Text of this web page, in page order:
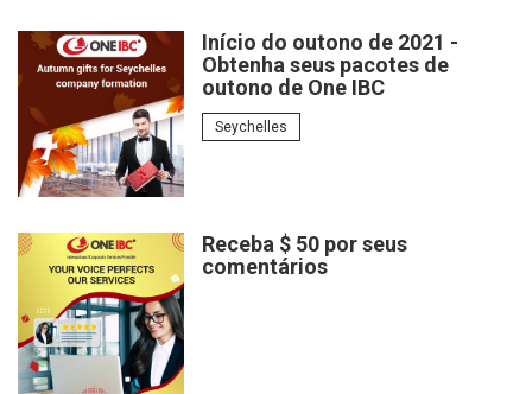
Início do outono de 2021 -
Obtenha seus pacotes de
outono de One IBC
Seychelles
Receba $ 50 por seus
comentários